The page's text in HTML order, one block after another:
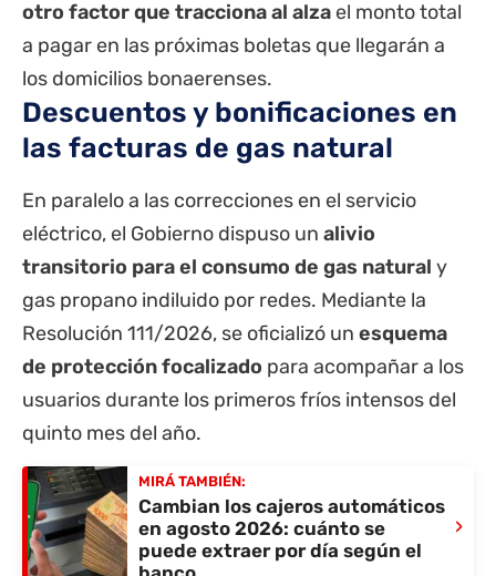
otro factor que tracciona al alza el monto total
a pagar en las próximas boletas que llegarán a
los domicilios bonaerenses.
Descuentos y bonificaciones en
las facturas de gas natural
En paralelo a las correcciones en el servicio
eléctrico, el Gobierno dispuso un alivio
transitorio para el consumo de gas natural y
gas propano indiluido por redes. Mediante la
Resolución 111/2026, se oficializó un esquema
de protección focalizado para acompañar a los
usuarios durante los primeros fríos intensos del
quinto mes del año.
MIRÁ TAMBIÉN:
Cambian los cajeros automáticos
en agosto 2026: cuánto se
puede extraer por día según el
›